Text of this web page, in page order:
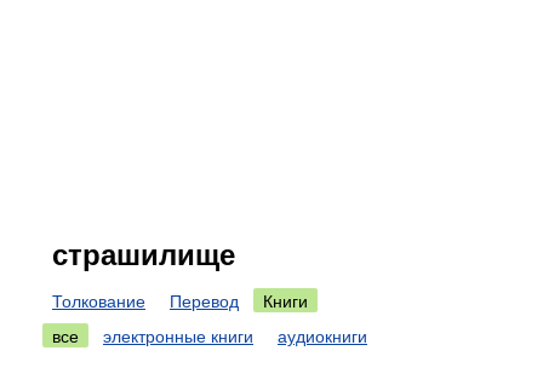
страшилище
Толкование Перевод
Книги
все
электронные книги аудиокниги